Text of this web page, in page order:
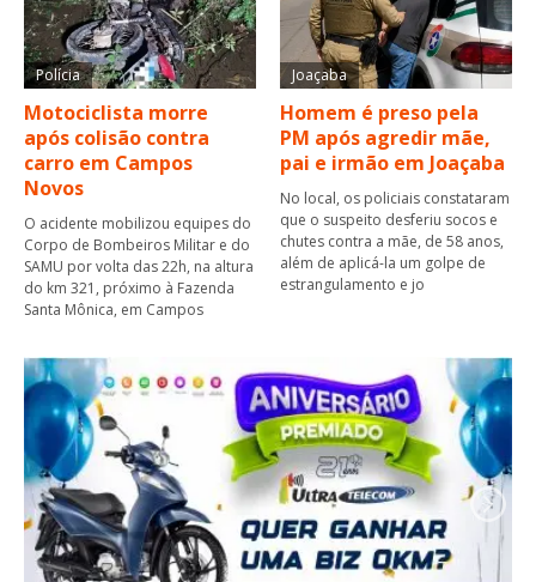
Polícia
Motociclista morre
após colisão contra
carro em Campos
Novos
O acidente mobilizou equipes do
Corpo de Bombeiros Militar e do
SAMU por volta das 22h, na altura
do km 321, próximo à Fazenda
Santa Mônica, em Campos
Joaçaba
Homem é preso pela
PM após agredir mãe,
pai e irmão em Joaçaba
No local, os policiais constataram
que o suspeito desferiu socos e
chutes contra a mãe, de 58 anos,
além de aplicá-la um golpe de
estrangulamento e jo